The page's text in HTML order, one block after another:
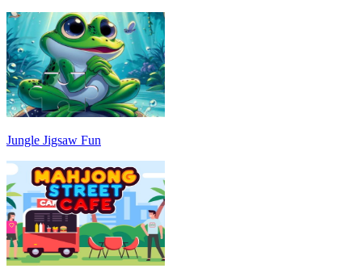
Jungle Jigsaw Fun